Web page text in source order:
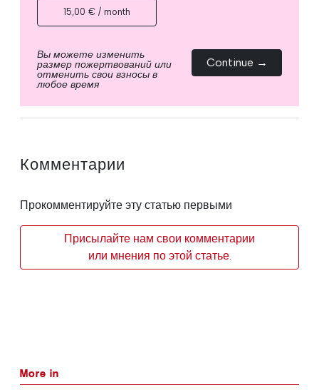
15,00 € / month
Вы можете изменить
размер пожертвований или
отменить свои взносы в
любое время
Continue →
Комментарии
Прокомментируйте эту статью первыми
Присылайте нам свои комментарии
или мнения по этой статье.
More in